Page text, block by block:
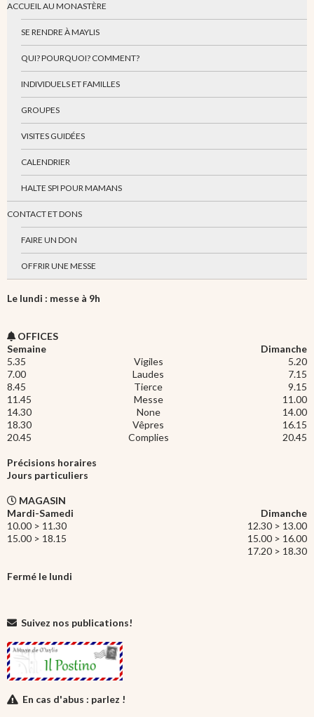
ACCUEIL AU MONASTÈRE
SE RENDRE À MAYLIS
QUI? POURQUOI? COMMENT?
INDIVIDUELS ET FAMILLES
GROUPES
VISITES GUIDÉES
CALENDRIER
HALTE SPI POUR MAMANS
CONTACT ET DONS
FAIRE UN DON
OFFRIR UNE MESSE
Le lundi : messe à 9h
OFFICES
Semaine
Dimanche
5.35
Vigiles
5.20
7.00
Laudes
7.15
8.45
Tierce
9.15
11.45
Messe
11.00
14.30
None
14.00
18.30
Vêpres
16.15
20.45
Complies 20.45
Précisions horaires
Jours particuliers
MAGASIN
Mardi-Samedi
Dimanche
10.00 > 11.30
12.30 > 13.00
15.00 > 18.15
15.00 > 16.00
17.20 > 18.30
Fermé le lundi
Suivez nos publications!
En cas d'abus : parlez !